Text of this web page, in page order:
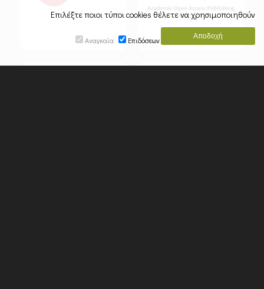
Επιλέξτε ποιοι τύποι cookies θέλετε να χρησιμοποιηθούν
Αναγκαία Επιδόσεων